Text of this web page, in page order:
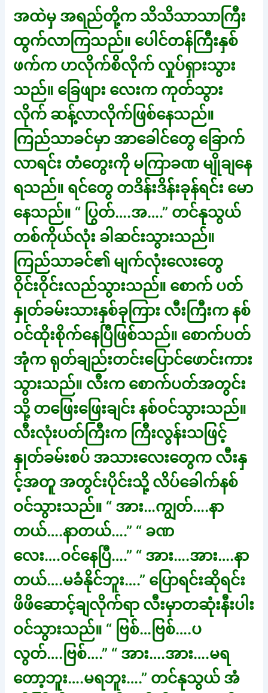
အထဲမှ အရည်တို့က သိသိသာသာကြီး
ထွက်လာကြသည်။ ပေါင်တန်ကြီးနှစ်
ဖက်က ဟလိုက်စိလိုက် လှုပ်ရှားသွား
သည်။ ခြေဖျား လေးက ကုတ်သွား
လိုက် ဆန့်လာလိုက်ဖြစ်နေသည်။
ကြည်သာခင်မှာ အာခေါင်တွေ ခြောက်
လာရင်း တံတွေးကို မကြာခဏ မျိုချနေ
ရသည်။ ရင်တွေ တဒိန်းဒိန်းခုန်ရင်း မော
နေသည်။ “ ပြွတ်….အ….” တင်နုသွယ်
တစ်ကိုယ်လုံး ခါဆင်းသွားသည်။
ကြည်သာခင်၏ မျက်လုံးလေးတွေ
ဝိုင်းဝိုင်းလည်သွားသည်။ စောက် ပတ်
နှုတ်ခမ်းသားနှစ်ခုကြား လီးကြီးက နစ်
ဝင်ထိုးစိုက်နေပြီဖြစ်သည်။ စောက်ပတ်
အုံက ရုတ်ချည်းတင်းပြောင်ဖောင်းကား
သွားသည်။ လီးက စောက်ပတ်အတွင်း
သို့ တဖြေးဖြေးချင်း နစ်ဝင်သွားသည်။
လီးလုံးပတ်ကြီးက ကြီးလွန်းသဖြင့်
နှုတ်ခမ်းစပ် အသားလေးတွေက လီးနှ
င့်အတူ အတွင်းပိုင်းသို့ လိပ်ခေါက်နစ်
ဝင်သွားသည်။ “ အား…ကျွတ်….နာ
တယ်….နာတယ်….” “ ခဏ
လေး….ဝင်နေပြီ….” “ အား….အား….နာ
တယ်….မခံနိုင်ဘူး….” ပြောရင်းဆိုရင်း
ဖိဖိဆောင့်ချလိုက်ရာ လီးမှာတဆုံးနီးပါး
ဝင်သွားသည်။ “ ဗြစ်…ဗြစ်….ပ
လွတ်….ဗြစ်….” “ အား….အား….မရ
တော့ဘူး….မရဘူး….” တင်နုသွယ် အံ